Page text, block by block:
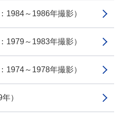
1984～1986年撮影）
1979～1983年撮影）
1974～1978年撮影）
）